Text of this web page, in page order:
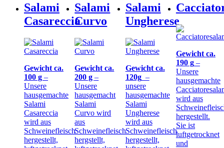
Salami
Casareccia
Gewicht ca.
100 g –
Unsere
hausgemachte
Salami
Casareccia
wird aus
Schweinefleisch
hergestellt,
Salami
Curvo
Gewicht ca.
200 g–
Unsere
hausgemacht
Salami
Curvo wird
aus
Schweinefleisch
hergstellt,
Salami
Ungherese
Gewicht ca.
120g–
unsere
hausgemachte
Salami
Ungherese
wird aus
Schweinefleisch
hergestellt,
Gewicht ca.
190 g–
Unsere
hausgemachte
wird aus
hergestellt.
Sie ist
luftgetrocknet
und